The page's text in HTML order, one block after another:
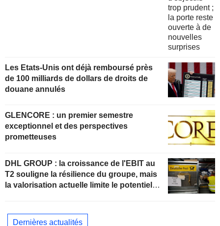
Les Etats-Unis ont déjà remboursé près
de 100 milliards de dollars de droits de
douane annulés
GLENCORE : un premier semestre
exceptionnel et des perspectives
prometteuses
DHL GROUP : la croissance de l'EBIT au
T2 souligne la résilience du groupe, mais
la valorisation actuelle limite le potentiel
Dernières actualités